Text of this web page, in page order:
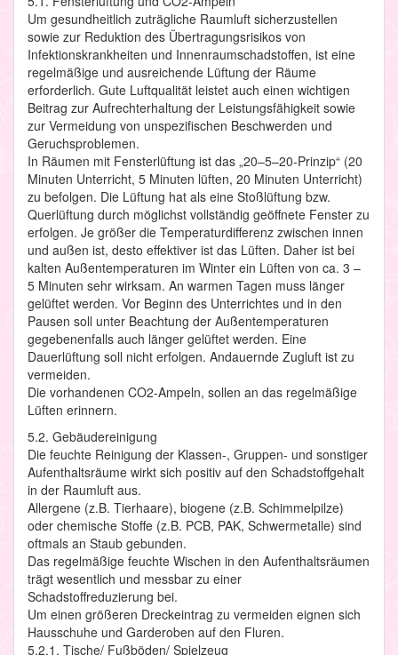
Um gesundheitlich zuträgliche Raumluft sicherzustellen
sowie zur Reduktion des Übertragungsrisikos von
Infektionskrankheiten und Innenraumschadstoffen, ist eine
regelmäßige und ausreichende Lüftung der Räume
erforderlich. Gute Luftqualität leistet auch einen wichtigen
Beitrag zur Aufrechterhaltung der Leistungsfähigkeit sowie
zur Vermeidung von unspezifischen Beschwerden und
Geruchsproblemen.
In Räumen mit Fensterlüftung ist das „20–5–20-Prinzip“ (20
Minuten Unterricht, 5 Minuten lüften, 20 Minuten Unterricht)
zu befolgen. Die Lüftung hat als eine Stoßlüftung bzw.
Querlüftung durch möglichst vollständig geöffnete Fenster zu
erfolgen. Je größer die Temperaturdifferenz zwischen innen
und außen ist, desto effektiver ist das Lüften. Daher ist bei
kalten Außentemperaturen im Winter ein Lüften von ca. 3 –
5 Minuten sehr wirksam. An warmen Tagen muss länger
gelüftet werden. Vor Beginn des Unterrichtes und in den
Pausen soll unter Beachtung der Außentemperaturen
gegebenenfalls auch länger gelüftet werden. Eine
Dauerlüftung soll nicht erfolgen. Andauernde Zugluft ist zu
vermeiden.
Die vorhandenen CO2-Ampeln, sollen an das regelmäßige
Lüften erinnern.
5.2. Gebäudereinigung
Die feuchte Reinigung der Klassen-, Gruppen- und sonstiger
Aufenthaltsräume wirkt sich positiv auf den Schadstoffgehalt
in der Raumluft aus.
Allergene (z.B. Tierhaare), biogene (z.B. Schimmelpilze)
oder chemische Stoffe (z.B. PCB, PAK, Schwermetalle) sind
oftmals an Staub gebunden.
Das regelmäßige feuchte Wischen in den Aufenthaltsräumen
trägt wesentlich und messbar zu einer
Schadstoffreduzierung bei.
Um einen größeren Dreckeintrag zu vermeiden eignen sich
Hausschuhe und Garderoben auf den Fluren.
5.2.1. Tische/ Fußböden/ Spielzeug